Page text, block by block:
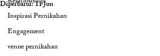
Inspirasi Pernikahan
Engagement
venue pernikahan
Diperbarui:11 Jun